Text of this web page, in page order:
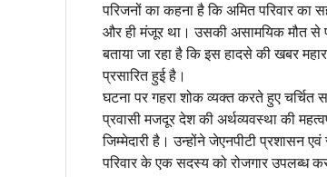
परिजनों का कहना है कि अमित परिवार का
और ही मंजूर था। उसकी असामयिक मौत से
बताया जा रहा है कि इस हादसे की खबर
प्रसारित हुई है।
घटना पर गहरा शोक व्यक्त करते हुए चर्चित
प्रवासी मजदूर देश की अर्थव्यवस्था की
जिम्मेदारी है। उन्होंने जेएनपीटी प्रशासन
परिवार के एक सदस्य को रोजगार उपलब्ध